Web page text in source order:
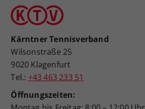
Kärntner Tennisverband
Wilsonstraße 25
9020 Klagenfurt
Tel.: +43 463 233 51
Öffnungszeiten: